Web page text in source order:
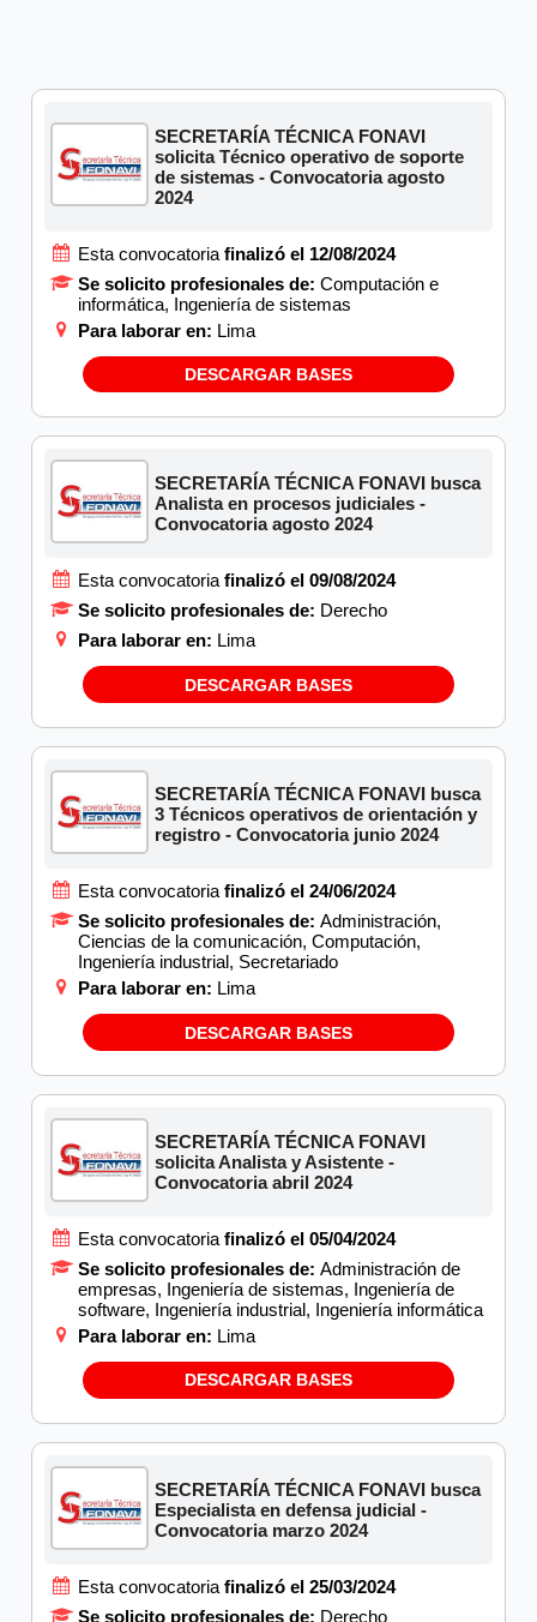
SECRETARÍA TÉCNICA FONAVI
solicita Técnico operativo de soporte
de sistemas - Convocatoria agosto
2024
Esta convocatoria finalizó el 12/08/2024
Se solicito profesionales de: Computación e
informática, Ingeniería de sistemas
Para laborar en: Lima
DESCARGAR BASES
SECRETARÍA TÉCNICA FONAVI busca
Analista en procesos judiciales -
Convocatoria agosto 2024
Esta convocatoria finalizó el 09/08/2024
Se solicito profesionales de: Derecho
Para laborar en: Lima
DESCARGAR BASES
SECRETARÍA TÉCNICA FONAVI busca
3 Técnicos operativos de orientación y
registro - Convocatoria junio 2024
Esta convocatoria finalizó el 24/06/2024
Se solicito profesionales de: Administración,
Ciencias de la comunicación, Computación,
Ingeniería industrial, Secretariado
Para laborar en: Lima
DESCARGAR BASES
SECRETARÍA TÉCNICA FONAVI
solicita Analista y Asistente -
Convocatoria abril 2024
Esta convocatoria finalizó el 05/04/2024
Se solicito profesionales de: Administración de
empresas, Ingeniería de sistemas, Ingeniería de
software, Ingeniería industrial, Ingeniería informática
Para laborar en: Lima
DESCARGAR BASES
SECRETARÍA TÉCNICA FONAVI busca
Especialista en defensa judicial -
Convocatoria marzo 2024
Esta convocatoria finalizó el 25/03/2024
Se solicito profesionales de: Derecho